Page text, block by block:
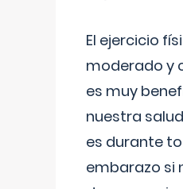
El ejercicio
moderado y
es muy
nuestra
es durante
embarazo si